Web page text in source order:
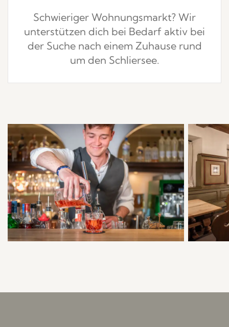
Schwieriger Wohnungsmarkt? Wir
unterstützen dich bei Bedarf aktiv bei
der Suche nach einem Zuhause rund
um den Schliersee.